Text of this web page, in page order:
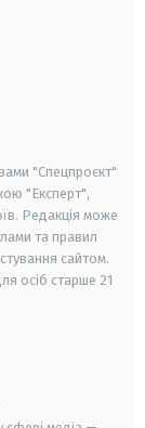
"Спецпроєкт"
"Експерт",
Редакція може
та правил
сайтом.
осіб старше 21